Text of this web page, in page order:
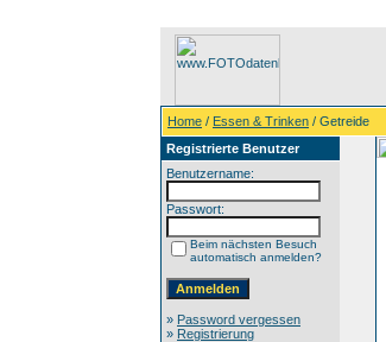
Home / Essen & Trinken / Getreide
Registrierte Benutzer
Benutzername:
Passwort:
Beim nächsten Besuch
automatisch anmelden?
» Password vergessen
» Registrierung